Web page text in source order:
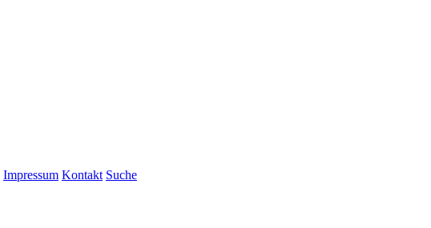
Impressum Kontakt Suche